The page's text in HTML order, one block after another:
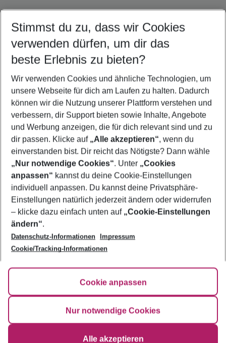
Ergebnisse filtern
Quicklinks
Urlaub Pointe aux Piments
Flug & Hotel Pointe aux Piments
Footer
Footer navigation
Über uns
AGB
Bestpreisgarantie
Cookie-Einstellungen ändern
Cookie-Richtlinie
Impressum
Agenturbetreuung
Barrierefreies Reisen
HanseMerkur Reiseversicherung
Hilfe & Kontakt
Folge uns
Stimmst du zu, dass wir Cookies
verwenden dürfen, um dir das
beste Erlebnis zu bieten?
Wir verwenden Cookies und ähnliche Technologien, um
unsere Webseite für dich am Laufen zu halten. Dadurch
können wir die Nutzung unserer Plattform verstehen und
verbessern, dir Support bieten sowie Inhalte, Angebote
und Werbung anzeigen, die für dich relevant sind und zu
dir passen. Klicke auf „Alle akzeptieren“, wenn du
einverstanden bist. Dir reicht das Nötigste? Dann wähle
„Nur notwendige Cookies“. Unter „Cookies
anpassen“ kannst du deine Cookie-Einstellungen
individuell anpassen. Du kannst deine Privatsphäre-
Einstellungen natürlich jederzeit ändern oder widerrufen
– klicke dazu einfach unten auf „Cookie-Einstellungen
ändern“.
Datenschutz-Informationen
Impressum
Cookie/Tracking-Informationen
Cookie anpassen
Nur notwendige Cookies
Alle akzeptieren